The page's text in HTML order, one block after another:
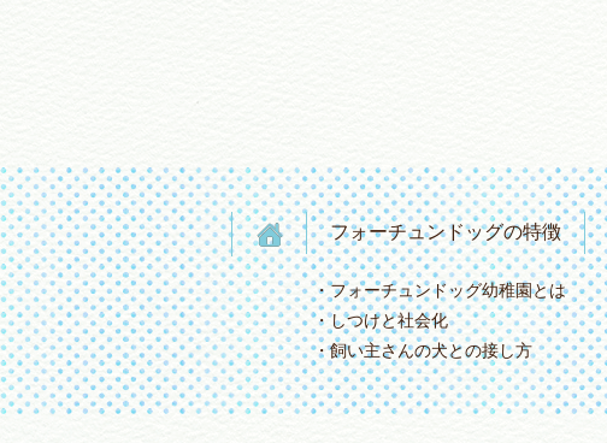
フォーチュンドッグの特徴
フォーチュンドッグ幼稚園とは
しつけと社会化
飼い主さんの犬との接し方